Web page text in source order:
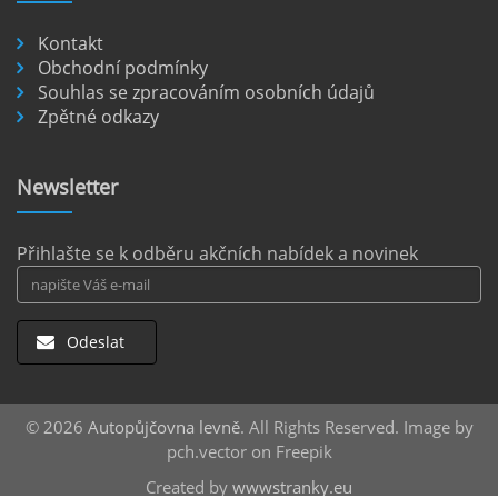
Pronájem auta na letišti Berlín.
Letiště Berlín Brandenburg (BER) je hlavním
dopravním uzlem pro cestovatele mířící do
okolních regionech bez omezení, pronájem
číst :celý článek
Kontakt
Obchodní podmínky
Souhlas se zpracováním osobních údajů
Zpětné odkazy
Newsletter
Přihlašte se k odběru akčních nabídek a novinek
Odeslat
© 2026 Autopůjčovna levně. All Rights Reserved. Image by
pch.vector on Freepik
Created by wwwstranky.eu